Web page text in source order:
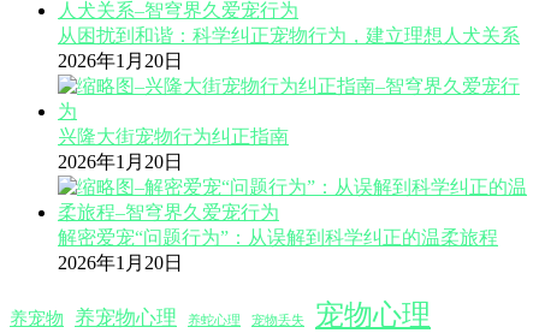
从困扰到和谐：科学纠正宠物行为，建立理想人犬关系
2026年1月20日
兴隆大街宠物行为纠正指南
2026年1月20日
解密爱宠“问题行为”：从误解到科学纠正的温柔旅程
2026年1月20日
养宠物 养宠物心理 养蛇心理 宠物丢失 宠物心理